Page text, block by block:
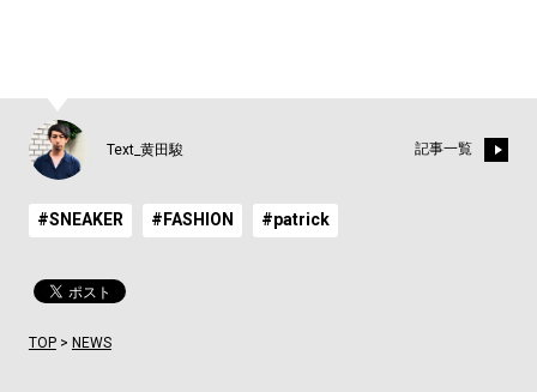
Text_黄田駿 記事一覧
#SNEAKER #FASHION #patrick
TOP> NEWS